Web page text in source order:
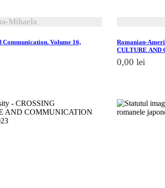
Mihaela
Volume 16,
Romanian-
CULTURE AND
0,00lei